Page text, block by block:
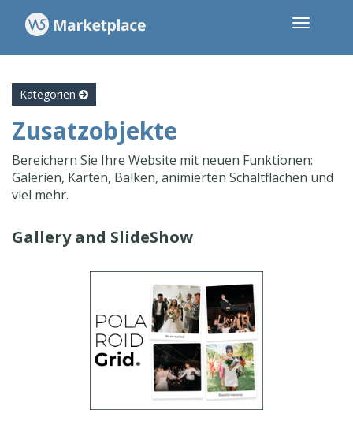
Kategorien
Zusatzobjekte
Bereichern Sie Ihre Website mit neuen Funktionen:
Galerien, Karten, Balken, animierten Schaltflächen und
viel mehr.
Gallery and SlideShow